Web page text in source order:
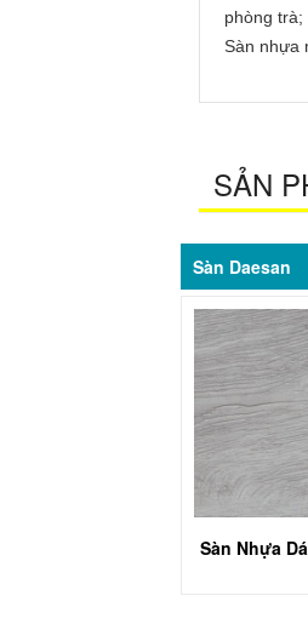
phòng
Sàn nhựa
SẢN
Sàn Daesan